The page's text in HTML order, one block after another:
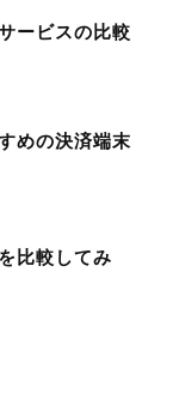
ービスの比較
めの決済端末
比較してみ